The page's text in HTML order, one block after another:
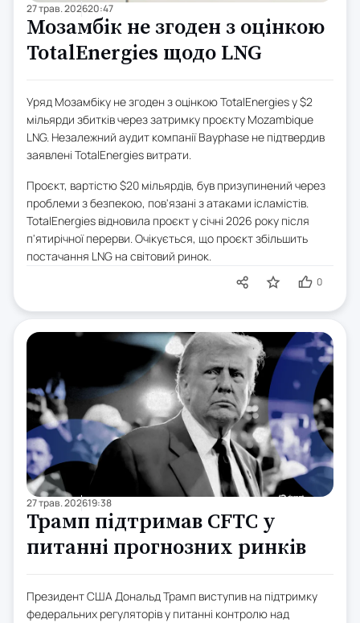
27 трав. 202620:47
Мозамбік не згоден з оцінкою
TotalEnergies щодо LNG
Уряд Мозамбіку не згоден з оцінкою TotalEnergies у $2
мільярди збитків через затримку проєкту Mozambique
LNG. Незалежний аудит компанії Bayphase не підтвердив
заявлені TotalEnergies витрати.
Проєкт, вартістю $20 мільярдів, був призупинений через
проблеми з безпекою, пов'язані з атаками ісламістів.
TotalEnergies відновила проєкт у січні 2026 року після
п'ятирічної перерви. Очікується, що проєкт збільшить
постачання LNG на світовий ринок.
0
27 трав. 202619:38
Трамп підтримав CFTC у
питанні прогнозних ринків
Президент США Дональд Трамп виступив на підтримку
федеральних регуляторів у питанні контролю над